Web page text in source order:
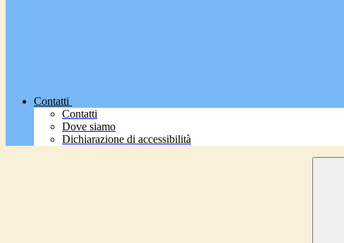
Contatti
Contatti
Dove siamo
Dichiarazione di accessibilità